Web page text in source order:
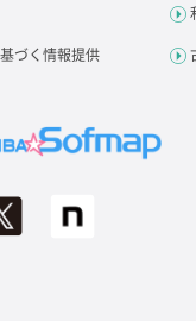
づく情報提供